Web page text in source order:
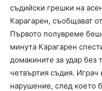
съдийски грешки на
Карагарен, съобщават
Първото полувреме
минута Карагарен
домакините за удар без
четвъртия съдия.
нарушение, след което